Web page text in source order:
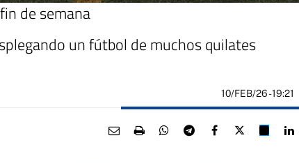
de semana
un fútbol de muchos quilates
10/FEB/26- 19:21